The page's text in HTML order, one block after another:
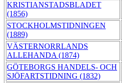
KRISTIANSTADSBLADET
(1856)
STOCKHOLMSTIDNINGEN
(1889)
VÄSTERNORRLANDS
ALLEHANDA (1874)
GÖTEBORGS HANDELS- OCH
SJÖFARTSTIDNING (1832)